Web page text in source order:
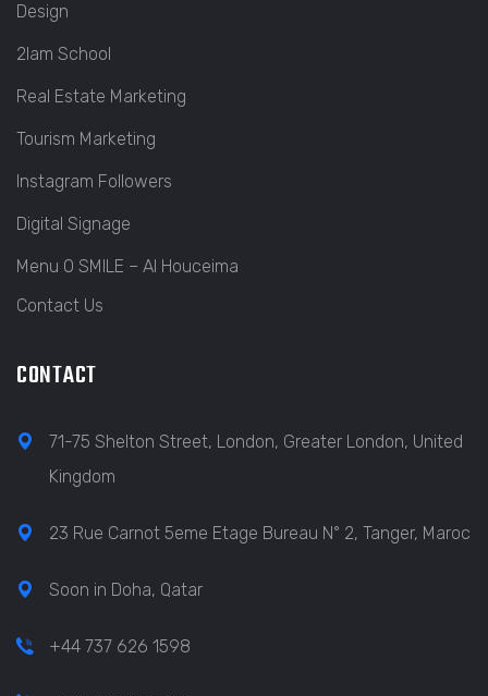
Design
2lam School
Real Estate Marketing
Tourism Marketing
Instagram Followers
Digital Signage
Menu O SMILE – Al Houceima
Contact Us
CONTACT
71-75 Shelton Street, London, Greater London, United
Kingdom
23 Rue Carnot 5eme Etage Bureau N° 2, Tanger, Maroc
Soon in Doha, Qatar
+44 737 626 1598